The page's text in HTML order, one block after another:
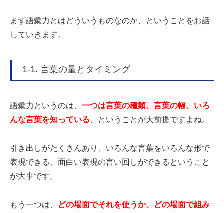
まず語彙力とはどういうものなのか、ということをお話
していきます。
1-1. 言葉の量とタイミング
語彙力というのは、 一つは言葉の種類、言葉の幅、いろ
んな言葉を知っている 、ということが大前提ですよね。
引き出しがたくさんあり、いろんな言葉をいろんな形で
表現できる、面白い表現の言い回しができるということ
が大事です。
もう一つは、
どの場面でそれを使うか、どの場面で組み